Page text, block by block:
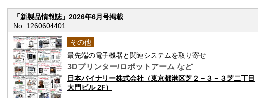
「新製品情報誌」2026年6月号掲載
No. 1260604401
その他
最先端の電子機器と関連システムを取り寄せ
3Dプリンター/ロボットアーム など
日本バイナリー株式会社（東京都港区芝２－３－３芝二丁目
大門ビル 2F）